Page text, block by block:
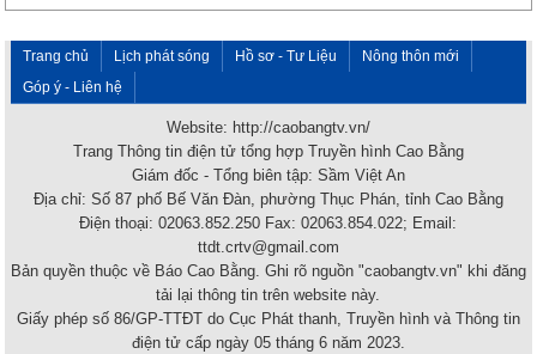
Trang chủ Lịch phát sóng Hồ sơ - Tư Liệu
Nông thôn mới
Góp ý - Liên hệ
Website: http://caobangtv.vn/
Trang Thông tin điện tử tổng hợp Truyền hình Cao Bằng
Giám đốc - Tổng biên tập: Sầm Việt An
Địa chỉ: Số 87 phố Bế Văn Đàn, phường Thục Phán, tỉnh Cao Bằng
Điện thoại: 02063.852.250 Fax: 02063.854.022; Email:
ttdt.crtv@gmail.com
Bản quyền thuộc về Báo Cao Bằng. Ghi rõ nguồn "caobangtv.vn" khi đăng
tải lại thông tin trên website này.
Giấy phép số 86/GP-TTĐT do Cục Phát thanh, Truyền hình và Thông tin
điện tử cấp ngày 05 tháng 6 năm 2023.